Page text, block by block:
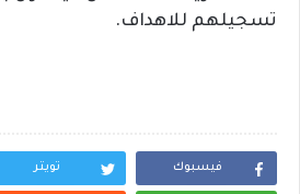
تسجيلهم للاهداف.
فيسبوك تويتر